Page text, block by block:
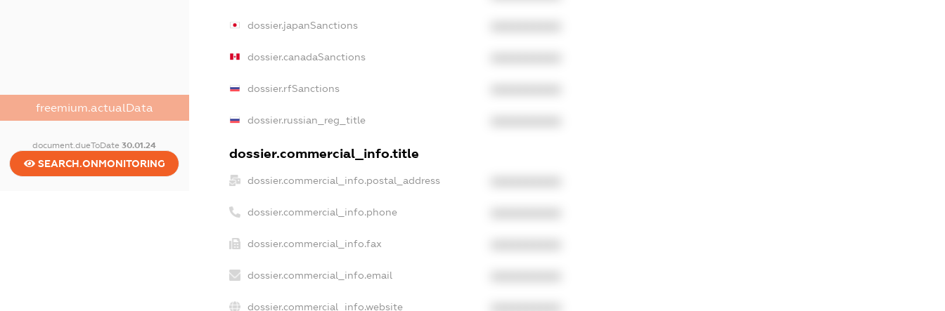
freemium.actualData
document.dueToDate30.01.24
SEARCH.ONMONITORING
dossier.japanSanctions
dossier.canadaSanctions
dossier.rfSanctions
dossier.russian_reg_title
dossier.commercial_info.title
dossier.commercial_info.postal_address
dossier.commercial_info.phone
dossier.commercial_info.fax
dossier.commercial_info.email
dossier.commercial_info.website